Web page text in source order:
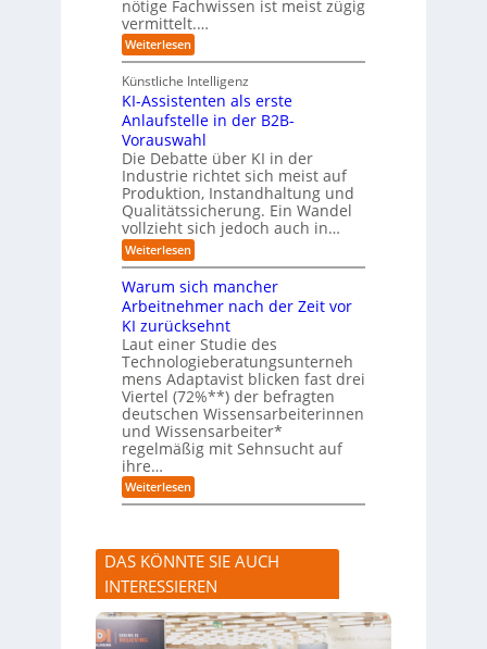
n
e
f
a
h
u
n
d
u
n
e
q
u
e
m
e
r
)
B
l
i
k
a
u
f
K
I
-
A
g
e
n
t
e
n
nötige Fachwissen ist meist zügig
vermittelt.…
Weiterlesen:
L
e
r
n
e
n
m
u
s
s
a
u
c
h
A
b
l
ä
u
f
e
v
e
r
ä
n
d
r
n
Künstliche Intelligenz
KI-Assistenten als erste
Anlaufstelle in der B2B-
Vorauswahl
Die Debatte über KI in der
Industrie richtet sich meist auf
Produktion, Instandhaltung und
Qualitätssicherung. Ein Wandel
vollzieht sich jedoch auch in…
Weiterlesen:
K
I
-
A
s
s
i
s
t
e
n
t
e
n
a
l
s
s
t
e
A
n
l
a
Warum sich mancher
Arbeitnehmer nach der Zeit vor
KI zurücksehnt
Laut einer Studie des
Technologieberatungsunterneh
mens Adaptavist blicken fast drei
Viertel (72%**) der befragten
deutschen Wissensarbeiterinnen
und Wissensarbeiter*
regelmäßig mit Sehnsucht auf
ihre…
Weiterlesen:
W
u
m
s
i
h
m
DAS KÖNNTE SIE AUCH
INTERESSIEREN